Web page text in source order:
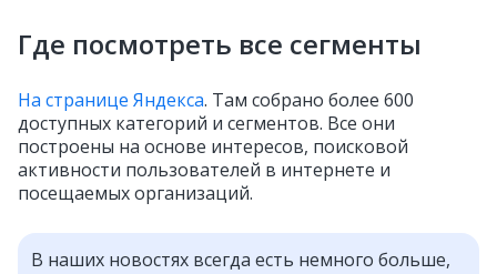
Где посмотреть все сегменты
На странице Яндекса. Там собрано более 600
доступных категорий и сегментов. Все они
построены на основе интересов, поисковой
активности пользователей в интернете и
посещаемых организаций.
В наших новостях всегда есть немного больше,